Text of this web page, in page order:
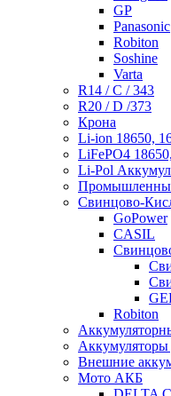
GP
Panasonic
Robiton
Soshine
Varta
R14 / C / 343
R20 / D /373
Крона
Li-ion 18650,
LiFePO4
Li-Pol
Свинцово-
GoPower
CASIL
Robiton
Аккумуляторы
Внешние
Мото АКБ